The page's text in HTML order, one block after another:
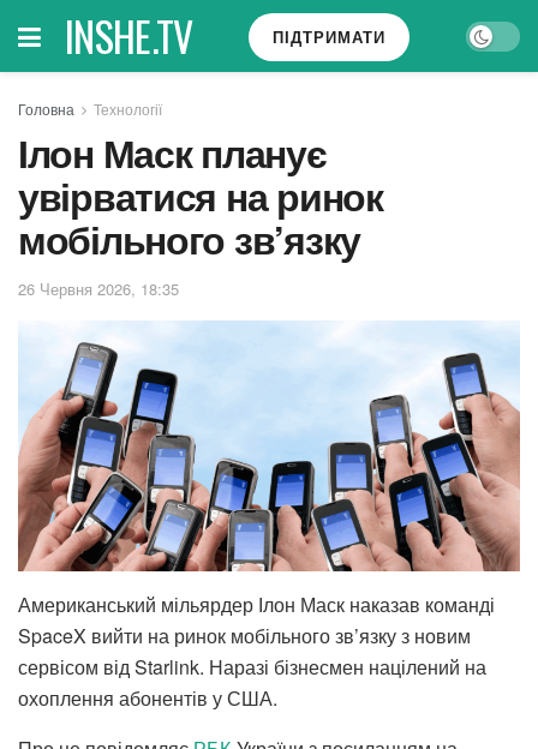
INSHE.TV ПІДТРИМАТИ
Головна Технології
Ілон Маск планує
увірватися на ринок
мобільного зв’язку
26 Червня 2026, 18:35
Американський мільярдер Ілон Маск наказав команді
SpaceX вийти на ринок мобільного зв’язку з новим
сервісом від Starlink. Наразі бізнесмен націлений на
охоплення абонентів у США.